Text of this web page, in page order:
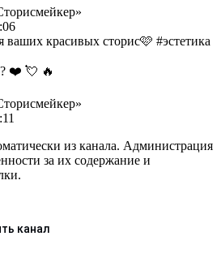
красивых сторис🩷 #эстетика
❤️ 💘 🔥
из канала. Администрация
за их содержание и
канал